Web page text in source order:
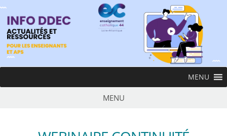
Skip
to
content
InfoDDEC
Ens
MENU
MENU